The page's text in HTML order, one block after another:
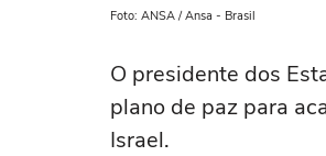
Foto: ANSA / Ansa - Brasil
O presidente dos
plano de paz para
Israel.